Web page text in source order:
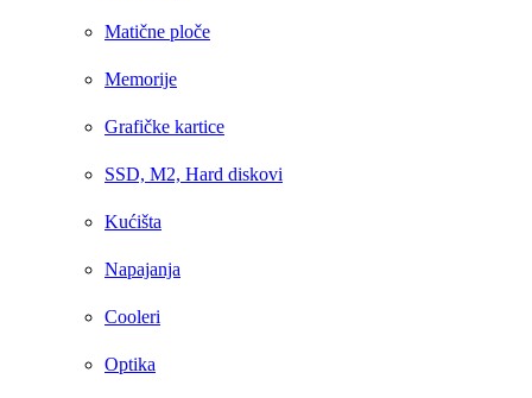
Matične ploče
Memorije
Grafičke kartice
SSD, M2, Hard diskovi
Kućišta
Napajanja
Cooleri
Optika